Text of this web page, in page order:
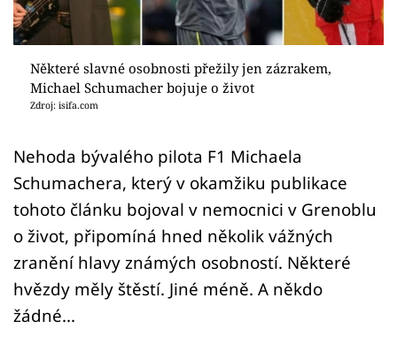
Sledujte prima+
Přihlášení
Sledujte nás
Některé slavné osobnosti přežily jen zázrakem,
Michael Schumacher bojuje o život
Zdroj: isifa.com
Nehoda bývalého pilota F1 Michaela
Schumachera, který v okamžiku publikace
tohoto článku bojoval v nemocnici v Grenoblu
o život, připomíná hned několik vážných
zranění hlavy známých osobností. Některé
hvězdy měly štěstí. Jiné méně. A někdo
žádné...